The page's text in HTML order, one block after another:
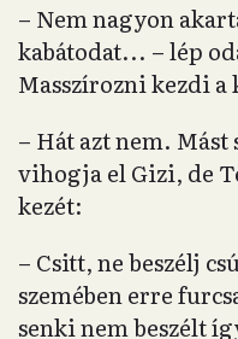
– Nem nagyon
kabátodat... – lép
Masszírozni kezdi
– Hát azt nem.
vihogja el Gizi, de
kezét:
– Csitt, ne beszélj
szemében erre
senki nem beszélt